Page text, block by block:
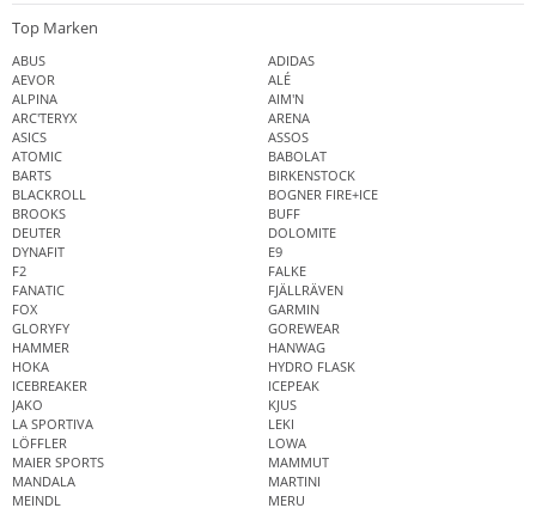
Top Marken
ABUS
ADIDAS
AEVOR
ALÉ
ALPINA
AIM'N
ARC'TERYX
ARENA
ASICS
ASSOS
ATOMIC
BABOLAT
BARTS
BIRKENSTOCK
BLACKROLL
BOGNER FIRE+ICE
BROOKS
BUFF
DEUTER
DOLOMITE
DYNAFIT
E9
F2
FALKE
FANATIC
FJÄLLRÄVEN
FOX
GARMIN
GLORYFY
GOREWEAR
HAMMER
HANWAG
HOKA
HYDRO FLASK
ICEBREAKER
ICEPEAK
JAKO
KJUS
LA SPORTIVA
LEKI
LÖFFLER
LOWA
MAIER SPORTS
MAMMUT
MANDALA
MARTINI
MEINDL
MERU